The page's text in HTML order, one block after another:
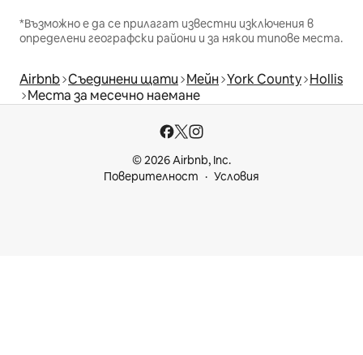
*Възможно е да се прилагат известни изключения в
определени географски райони и за някои типове места.
Airbnb Съединени щати Мейн York County Hollis
Места за месечно наемане
© 2026 Airbnb, Inc.
Поверителност
Условия